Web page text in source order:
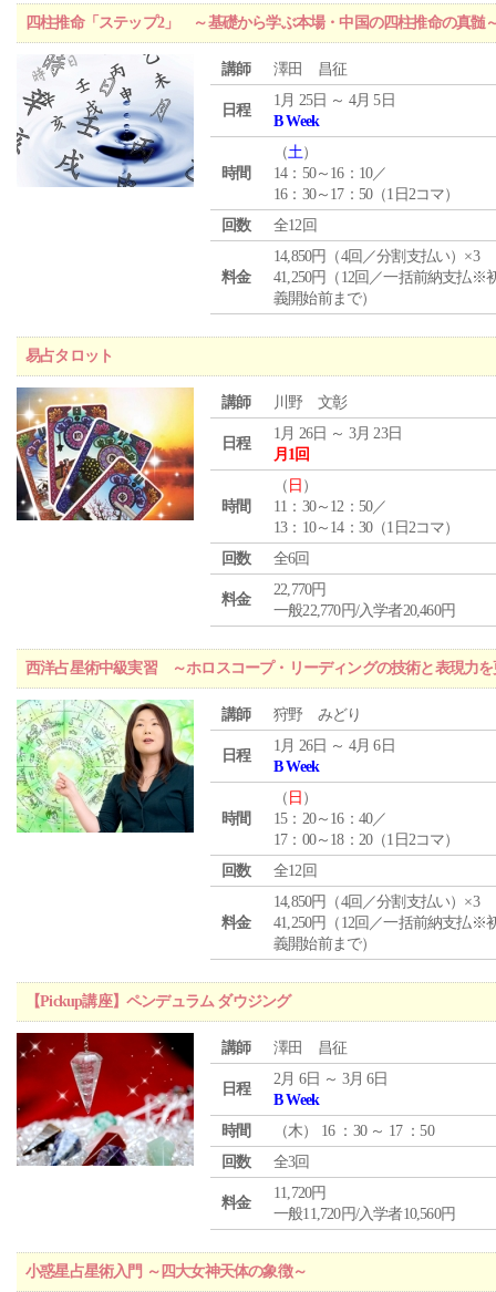
四柱推命「ステップ2」 ～基礎から学ぶ本場・中国の四柱推命の真髄
講師 澤田 昌征
日程
1月 25日 ～ 4月 5日
B Week
時間
（土）
14：50～16：10／
16：30～17：50（1日2コマ）
回数
全12回
料金
14,850円（4回／分割支払い）×3
41,250円（12回／一括前納支払※
義開始前まで）
易占タロット
講師 川野 文彰
日程
1月 26日 ～ 3月 23日
月1回
時間
（ 日 ）
11：30～12：50／
13：10～14：30（1日2コマ）
回数
全6回
料金
22,770円
一般22,770円/入学者20,460円
西洋占星術中級実習 ～ホロスコープ・リーディングの技術と表現力
講師 狩野 みどり
日程
1月 26日 ～ 4月 6日
B Week
時間
（ 日 ）
15：20～16：40／
17：00～18：20（1日2コマ）
回数
全12回
料金
14,850円（4回／分割支払い）×3
41,250円（12回／一括前納支払※
義開始前まで）
【Pickup講座】ペンデュラム ダウジング
講師 澤田 昌征
日程
2月 6日 ～ 3月 6日
B Week
時間
（木） 16 ：30 ～ 17 ：50
回数
全3回
料金
11,720円
一般11,720円/入学者10,560円
小惑星占星術入門 ～四大女神天体の象徴～